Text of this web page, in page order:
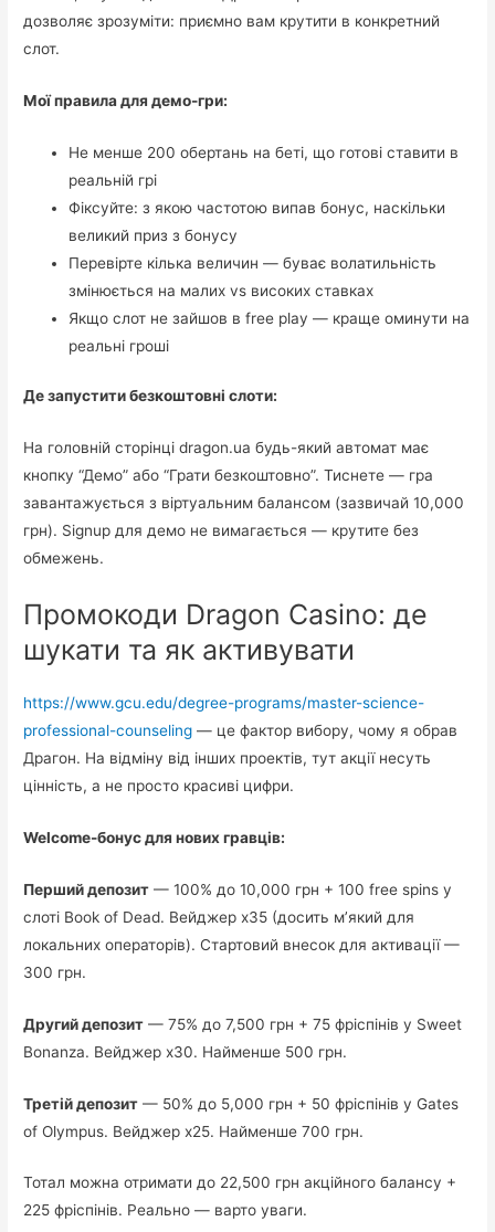
дозволяє зрозуміти: приємно вам крутити в конкретний
слот.
Мої правила для демо-гри:
Не менше 200 обертань на беті, що готові ставити в
реальній грі
Фіксуйте: з якою частотою випав бонус, наскільки
великий приз з бонусу
Перевірте кілька величин — буває волатильність
змінюється на малих vs високих ставках
Якщо слот не зайшов в free play — краще оминути на
реальні гроші
Де запустити безкоштовні слоти:
На головній сторінці dragon.ua будь-який автомат має
кнопку “Демо” або “Грати безкоштовно”. Тиснете — гра
завантажується з віртуальним балансом (зазвичай 10,000
грн). Signup для демо не вимагається — крутите без
обмежень.
Промокоди Dragon Casino: де
шукати та як активувати
https://www.gcu.edu/degree-programs/master-science-
professional-counseling — це фактор вибору, чому я обрав
Драгон. На відміну від інших проектів, тут акції несуть
цінність, а не просто красиві цифри.
Welcome-бонус для нових гравців:
Перший депозит — 100% до 10,000 грн + 100 free spins у
слоті Book of Dead. Вейджер x35 (досить м’який для
локальних операторів). Стартовий внесок для активації —
300 грн.
Другий депозит — 75% до 7,500 грн + 75 фріспінів у Sweet
Bonanza. Вейджер x30. Найменше 500 грн.
Третій депозит — 50% до 5,000 грн + 50 фріспінів у Gates
of Olympus. Вейджер x25. Найменше 700 грн.
Тотал можна отримати до 22,500 грн акційного балансу +
225 фріспінів. Реально — варто уваги.